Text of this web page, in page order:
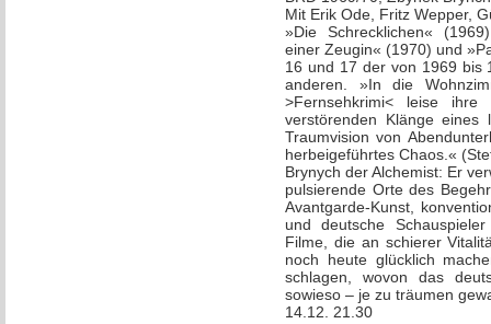
Mit Erik Ode, Fritz Wepper,
»Die Schrecklichen«
einer Zeugin« (1970) und
16 und 17 der von 1969 bis
anderen. »In die
>Fernsehkrimi< leise
verstörenden Klänge eines
Traumvision von
herbeigeführtes Chaos.«
Brynych der Alchemist: Er
pulsierende Orte des
Avantgarde-Kunst,
und deutsche
Filme, die an schierer
noch heute glücklich
schlagen, wovon das
sowieso – je zu träumen
14.12. 21.30